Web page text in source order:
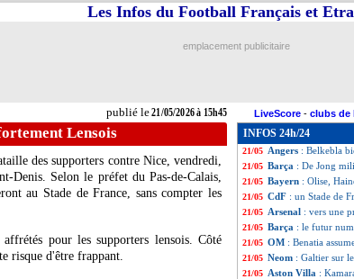
publié le21/05/2026 à 15h45
Les Infos du Football Français et
emplacement publicitaire
LiveScore - clubs de
Lensois
des supporters contre Nice, vendredi,
Denis. Selon le préfet du Pas-de-Calais,
au Stade de France, sans compter les
pour les supporters lensois. Côté
risque d'être frappant.
INFOS 24h/24
21/05 Aston Villa :
21/05 TFC
21/05 Arsenal : la vive
21/05 PSG: la C1, Luis
21/05 Angers : Belkebla
21/05 Barça : De Jong
21/05 Bayern : Olise,
21/05 CdF : un Stade de
21/05 Arsenal : vers une
21/05 Barça : le futur
21/05 OM : Benatia
21/05 Neom : Galtier sur
21/05 Aston Villa :